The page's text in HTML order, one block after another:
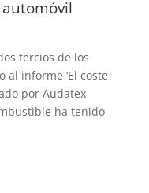
tercios de los
al informe ‘El coste
por Audatex
ha tenido